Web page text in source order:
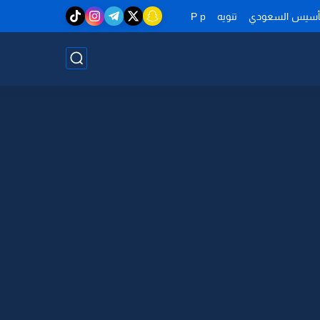
السعودي تنويه P p